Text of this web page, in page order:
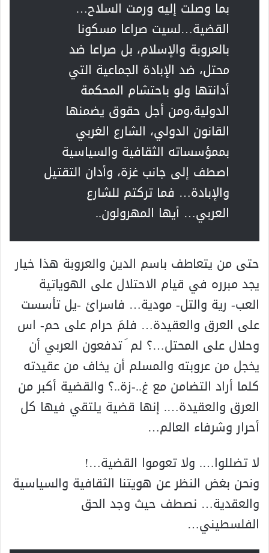
بما وصلت إليه ورمت السلاح…
القضية…لسيت صراعا مسكونا
بالعروبة والإسلام، بل صراعا ضد
محتل، ضد الإبادة الجماعية التي
أدانتها ولو باحتشام المحكمة
الدولية،ومن أجل حقوق يضمنها
القانون الدولي، الشارع الغربي
بممؤسساته الثقافية والسياسية
اصطف إلى جانب غزة، وأدان التقتيل
والإبادة… فما تركتم للشارع
العربي… أيها المهرولون..
حتى من يتعاطف باسم الدين والعروبة هذا خيار
يجد مبرره في قيام الاحتلال على الهوياتية
العب- رية والتل- مودية… فاسرائ -يل تأسست
على العرق والعقيدة… فلمَ حرام على حم- اس
وحلال على المحتل…؟ لم َ تدفعون العربي أن
يخجل من عروبته والمسلم أن يخاف من عقيدته
كلما أراد التضامن مع غ..-زة..؟ والقضية أكبر من
العرق والعقيدة…. إنها قضية يلتقي فيها كل
أحرار وشرفاء العالم…
لا تضللوا…. ولا تعوموا القضية…!
ونحن بغض النظر عن هويتنا الثقافية والسياسية
والعقدية… نصطف حيث وجد الحق
الفلسطيني…